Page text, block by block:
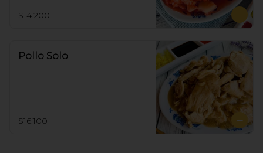
$14.200
Pollo Solo
$16.100